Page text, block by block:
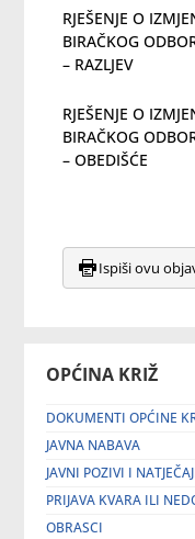
OPĆINA KRIŽ
DOKUMENTI OPĆINE
JAVNA NABAVA
JAVNI POZIVI I
PRIJAVA KVARA ILI
OBRASCI
RJEŠENJE O
BIRAČKOG
– RAZLJEV
RJEŠENJE O
BIRAČKOG
– OBEDIŠĆE
Ispiši ovu